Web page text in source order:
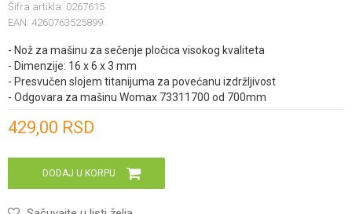
Šifra artikla: 0267615
EAN: 4260763525899
- Nož za mašinu za sečenje pločica visokog kvaliteta
- Dimenzije: 16 x 6 x 3 mm
- Presvučen slojem titanijuma za povećanu izdržljivost
- Odgovara za mašinu Womax 73311700 od 700mm
429,00 RSD
DODAJ U KORPU